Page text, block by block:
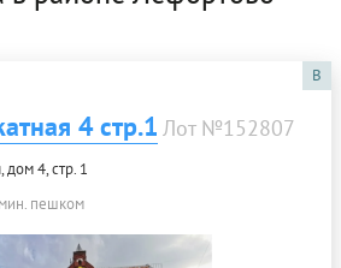
B
4 стр.1 Лот №152807
дом 4, стр. 1
пешком